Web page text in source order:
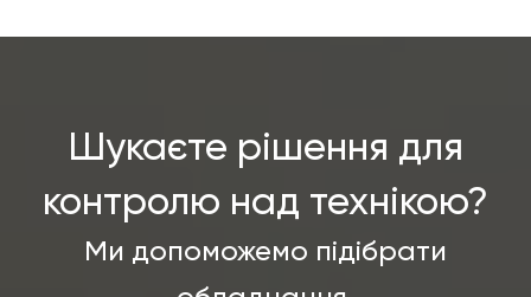
Шукаєте рішення для
контролю над технікою?
Ми допоможемо підібрати